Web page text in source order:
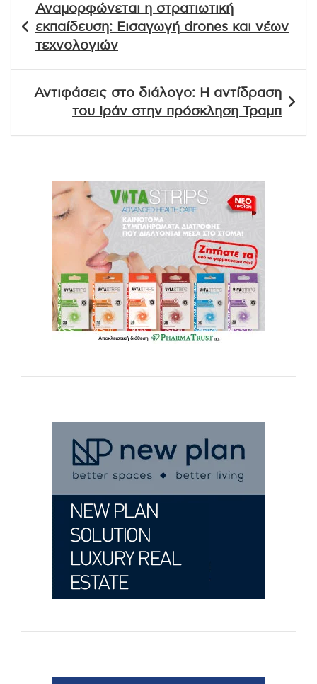
άρθρων
Αναμορφώνεται η στρατιωτική
εκπαίδευση: Εισαγωγή drones και νέων
τεχνολογιών
Αντιφάσεις στο διάλογο: Η αντίδραση
του Ιράν στην πρόσκληση Τραμπ